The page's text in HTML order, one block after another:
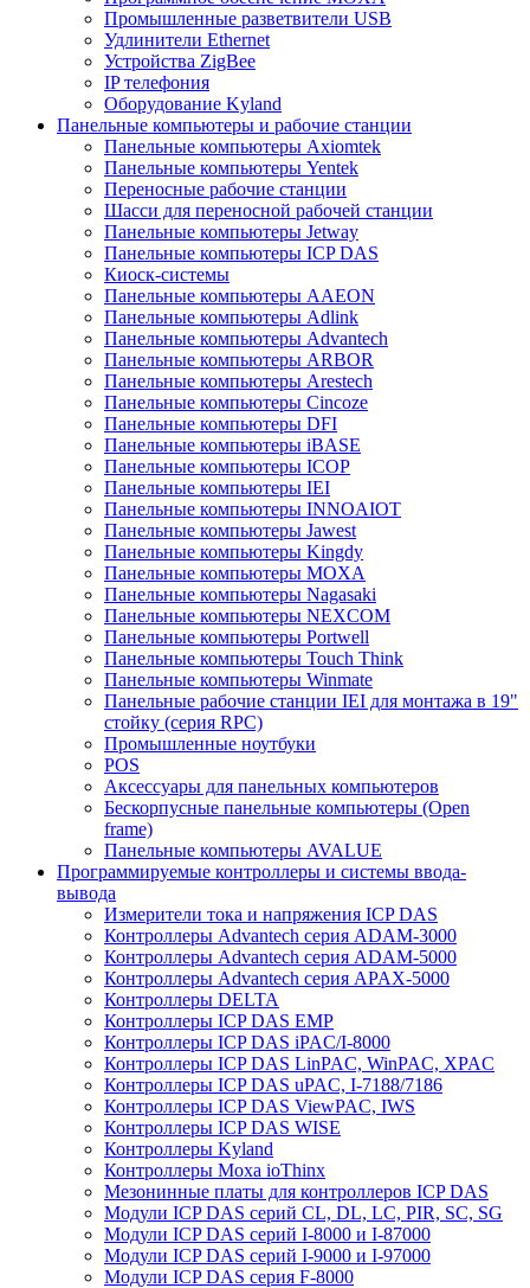
Промышленные разветвители USB
Удлинители Ethernet
Устройства ZigBee
IP телефония
Оборудование Kyland
Панельные компьютеры и рабочие станции
Панельные компьютеры Axiomtek
Панельные компьютеры Yentek
Переносные рабочие станции
Шасси для переносной рабочей станции
Панельные компьютеры Jetway
Панельные компьютеры ICP DAS
Киоск-системы
Панельные компьютеры AAEON
Панельные компьютеры Adlink
Панельные компьютеры Advantech
Панельные компьютеры ARBOR
Панельные компьютеры Arestech
Панельные компьютеры Cincoze
Панельные компьютеры DFI
Панельные компьютеры iBASE
Панельные компьютеры ICOP
Панельные компьютеры IEI
Панельные компьютеры INNOAIOT
Панельные компьютеры Jawest
Панельные компьютеры Kingdy
Панельные компьютеры MOXA
Панельные компьютеры Nagasaki
Панельные компьютеры NEXCOM
Панельные компьютеры Portwell
Панельные компьютеры Touch Think
Панельные компьютеры Winmate
Панельные рабочие станции IEI для монтажа в 19"
стойку (серия RPC)
Промышленные ноутбуки
POS
Аксессуары для панельных компьютеров
Бескорпусные панельные компьютеры (Open
frame)
Панельные компьютеры AVALUE
Программируемые контроллеры и системы ввода-
вывода
Измерители тока и напряжения ICP DAS
Контроллеры Advantech серия ADAM-3000
Контроллеры Advantech серия ADAM-5000
Контроллеры Advantech серия APAX-5000
Контроллеры DELTA
Контроллеры ICP DAS EMP
Контроллеры ICP DAS iPAC/I-8000
Контроллеры ICP DAS LinPAC, WinPAC, XPAC
Контроллеры ICP DAS uPAC, I-7188/7186
Контроллеры ICP DAS ViewPAC, IWS
Контроллеры ICP DAS WISE
Контроллеры Kyland
Контроллеры Moxa ioThinx
Мезонинные платы для контроллеров ICP DAS
Модули ICP DAS серий CL, DL, LC, PIR, SC, SG
Модули ICP DAS серий I-8000 и I-87000
Модули ICP DAS серий I-9000 и I-97000
Модули ICP DAS серия F-8000